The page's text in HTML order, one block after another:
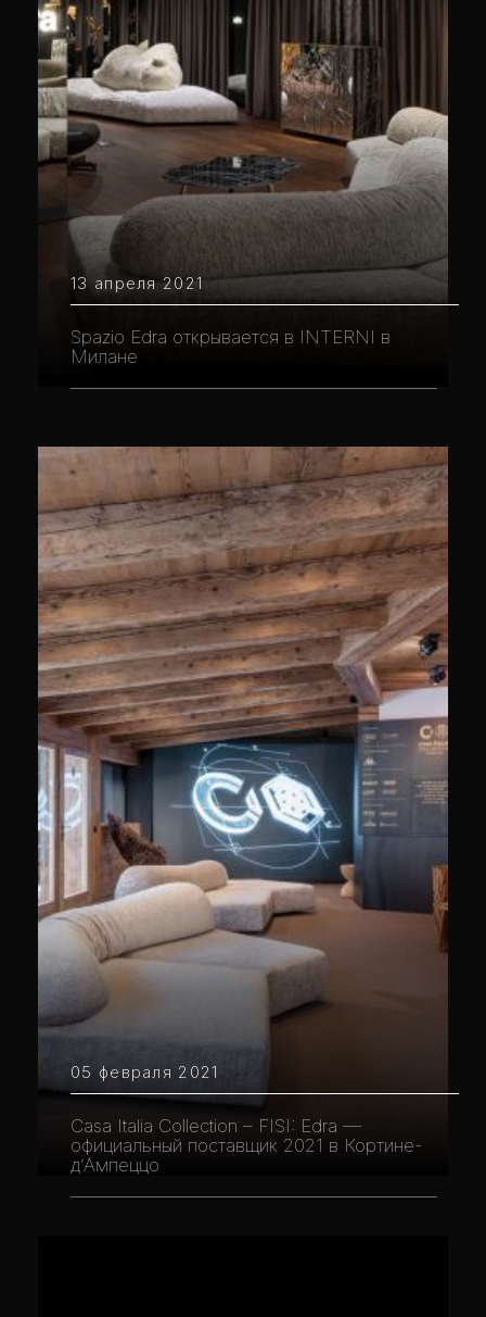
13 апреля 2021
Spazio Edra открывается в INTERNI в
Милане
05 февраля 2021
Casa Italia Collection – FISI: Edra —
официальный поставщик 2021 в Кортине-
д’Ампеццо